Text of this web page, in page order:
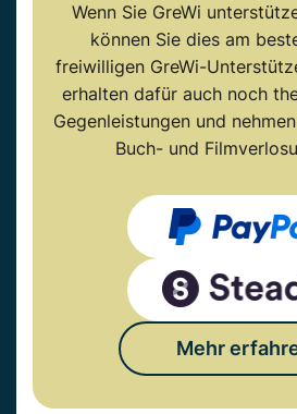
Wenn Sie GreWi
können Sie dies am
freiwilligen GreWi-
erhalten dafür auch noch
Gegenleistungen und
Buch- und
Mehr